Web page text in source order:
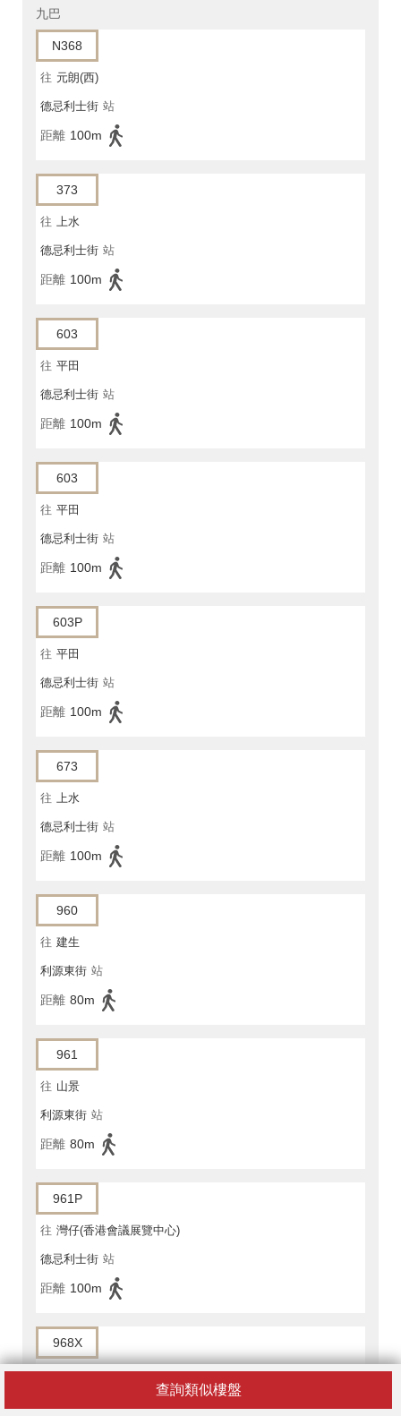
查詢類似樓盤
九巴
N368
往 元朗(西)
德忌利士街 站
距離 100m
373
往 上水
德忌利士街 站
距離 100m
603
往 平田
德忌利士街 站
距離 100m
603
往 平田
德忌利士街 站
距離 100m
603P
往 平田
德忌利士街 站
距離 100m
673
往 上水
德忌利士街 站
距離 100m
960
往 建生
利源東街 站
距離 80m
961
往 山景
利源東街 站
距離 80m
961P
往 灣仔(香港會議展覽中心)
德忌利士街 站
距離 100m
968X
往 元朗(西)總站